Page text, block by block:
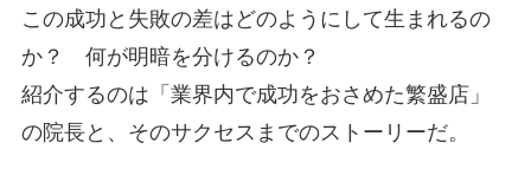
この成功と失敗の差はどのようにして生まれるの
か？ 何が明暗を分けるのか？
紹介するのは「業界内で成功をおさめた繁盛店」
の院長と、そのサクセスまでのストーリーだ。